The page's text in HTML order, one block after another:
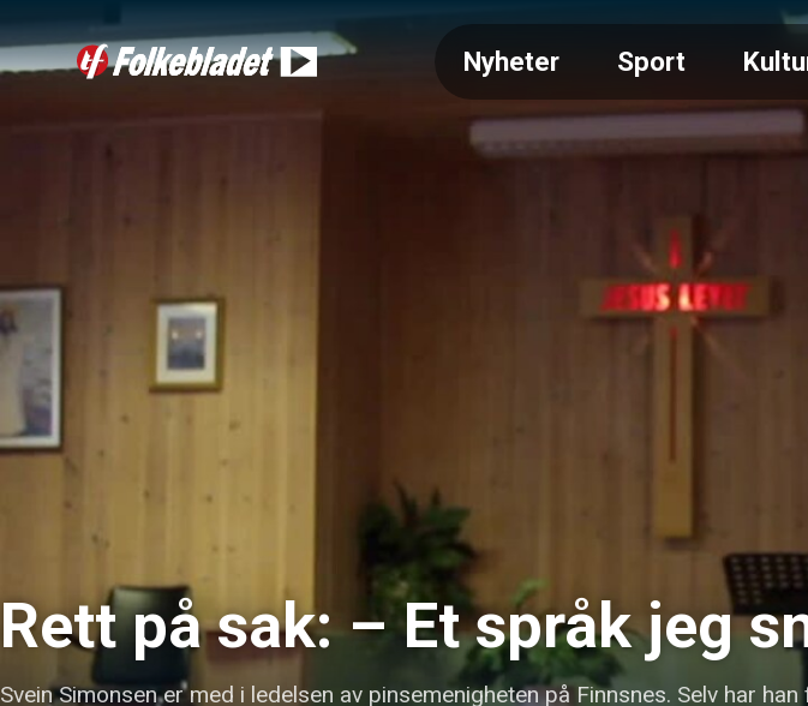
Nyheter Sport
Rett på sak: – Et språk jeg
Svein Simonsen er med i ledelsen av pinsemenigheten på Finnsnes. Selv har